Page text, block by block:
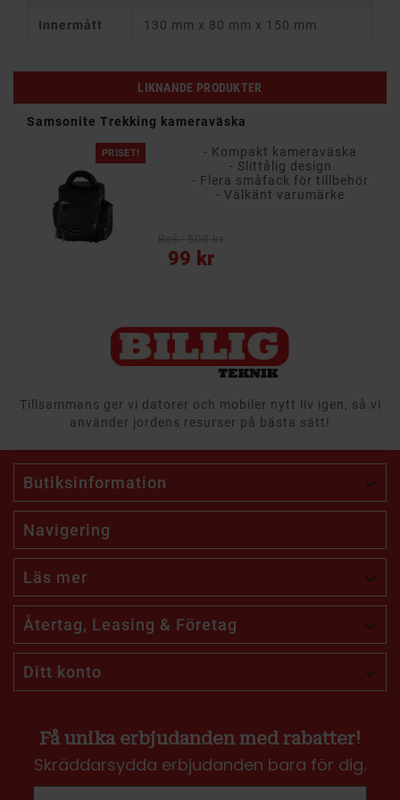
Innermått 130 mm x 80 mm x 150 mm
LIKNANDE PRODUKTER
Samsonite Trekking kameraväska
PRISET!
- Kompakt kameraväska
- Slittålig design
- Flera småfack för tillbehör
- Välkänt varumärke
99 kr
Pris
Tillsammans ger vi datorer och mobiler nytt liv igen, så vi
använder jordens resurser på bästa sätt!
Butiksinformation 
Navigering
Läs mer 
Återtag, Leasing & Företag 
Ditt konto 
Få unika erbjudanden med rabatter!
Skräddarsydda erbjudanden bara för dig.